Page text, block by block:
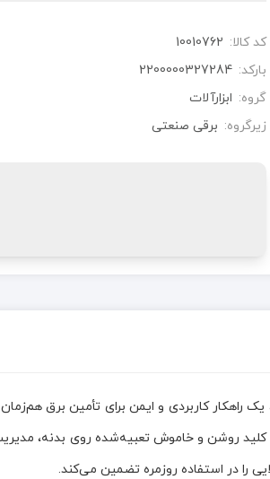
کد کالا: 10010762
بارکد: 2200000327284
گروه: ابزارآلات
زیرگروه: برقی صنعتی
1.8 متری مدل 204 آناده 16 آمپر پیشرانه، یک راهکار
را در استفاده روزمره تضمین می‌کند.